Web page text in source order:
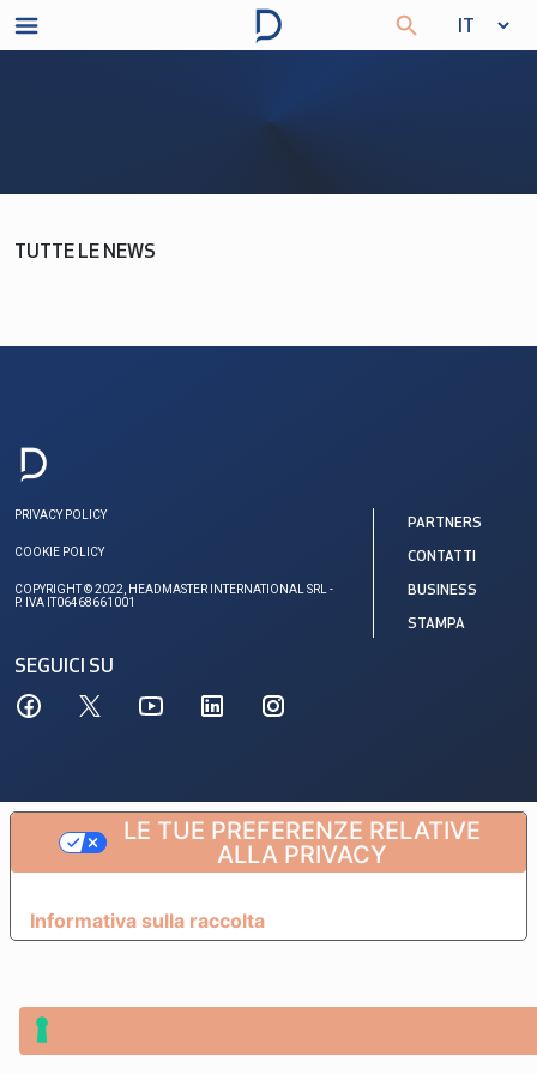
TUTTE LE NEWS
PRIVACY POLICY
COOKIE POLICY
COPYRIGHT © 2022, HEADMASTER INTERNATIONAL SRL -
P. IVA IT06468661001
SEGUICI SU
PARTNERS
CONTATTI
BUSINESS
STAMPA
Informativa sulla raccolta
LE TUE PREFERENZE RELATIVE
ALLA PRIVACY